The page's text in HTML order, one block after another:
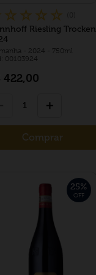
☆ ☆ ☆ ☆
Riesling Trocken
- 2024 - 750ml
00103924
422,00
＋
Comprar
25%
OFF